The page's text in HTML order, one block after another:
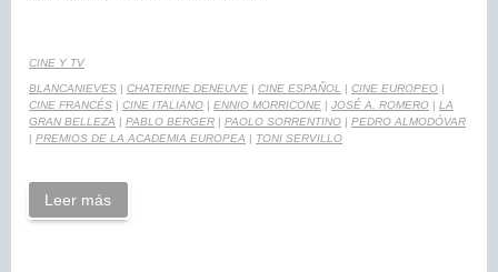
CINE Y TV
BLANCANIEVES | CHATERINE DENEUVE | CINE ESPAÑOL | CINE EUROPEO |
CINE FRANCÉS | CINE ITALIANO | ENNIO MORRICONE | JOSÉ A. ROMERO | LA
GRAN BELLEZA | PABLO BERGER | PAOLO SORRENTINO | PEDRO ALMODÓVAR
| PREMIOS DE LA ACADEMIA EUROPEA | TONI SERVILLO
Leer más